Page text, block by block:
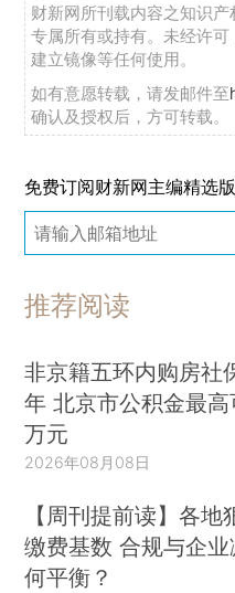
财新网所刊载内容之知识
专属所有或持有。未经许
建立镜像等任何使用。
如有意愿转载，请发邮件至
确认及授权后，方可转载。
免费订阅财新网主编精选
推荐阅读
非京籍五环内购房社
年 北京市公积金最
万元
2026年08月08日
【周刊提前读】各地
缴费基数 合规与企业
何平衡？